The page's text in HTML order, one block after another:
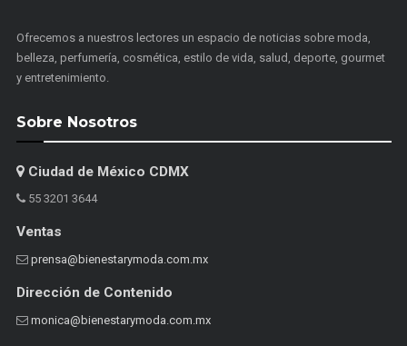
Ofrecemos a nuestros lectores un espacio de noticias sobre moda,
belleza, perfumería, cosmética, estilo de vida, salud, deporte, gourmet
y entretenimiento.
Sobre Nosotros
Ciudad de México CDMX
55 3201 3644
Ventas
prensa@bienestarymoda.com.mx
Dirección de Contenido
monica@bienestarymoda.com.mx